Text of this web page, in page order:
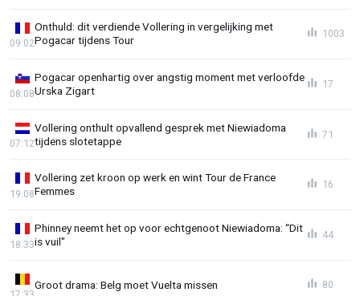
Onthuld: dit verdiende Vollering in vergelijking met
Pogacar tijdens Tour
09:02
1003
Pogacar openhartig over angstig moment met verloofde
Urska Zigart
08:08
17
Vollering onthult opvallend gesprek met Niewiadoma
tijdens slotetappe
07:12
71
Vollering zet kroon op werk en wint Tour de France
Femmes
19:08
16
Phinney neemt het op voor echtgenoot Niewiadoma: “Dit
is vuil"
18:33
44
Groot drama: Belg moet Vuelta missen 80